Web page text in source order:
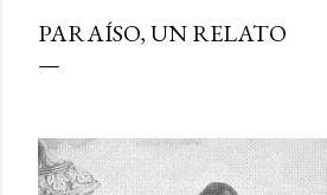
PARAÍSO, UN RELATO